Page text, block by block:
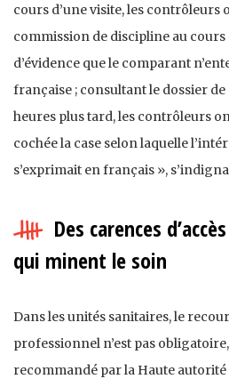
cours d’une visite, les contrôleurs
commission de discipline au cours
d’évidence que le comparant
française ; consultant le dossier
heures plus tard, les contrôleurs
cochée la case selon laquelle
s’exprimait en français »,
Des carences
qui minent le soin
Dans les unités sanitaires, le
professionnel n’est pas
recommandé par la Haute